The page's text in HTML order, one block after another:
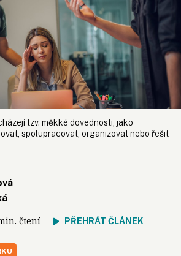
tzv. měkké dovednosti, jako
spolupracovat, organizovat nebo řešit
čtení PŘEHRÁT ČLÁNEK